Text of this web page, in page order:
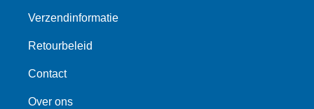
Verzendinformatie
Retourbeleid
Contact
Over ons